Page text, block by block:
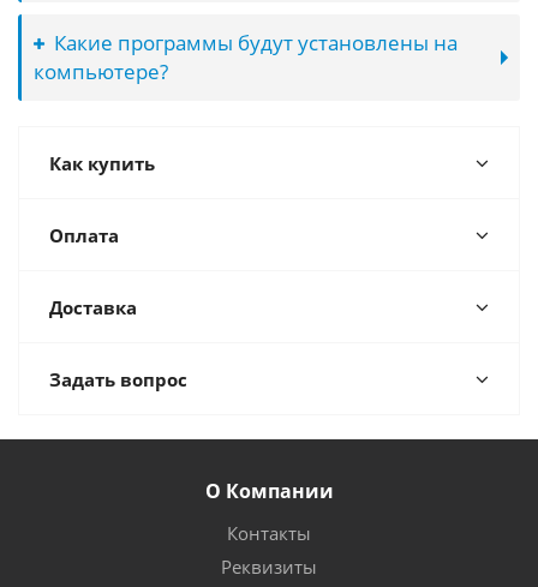
Какие программы будут установлены на
компьютере?
Как купить
Оплата
Доставка
Задать вопрос
О Компании
Контакты
Реквизиты